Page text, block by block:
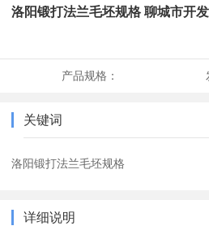
洛阳锻打法兰毛坯规格 聊城市开
产品规格：
关键词
洛阳锻打法兰毛坯规格
详细说明